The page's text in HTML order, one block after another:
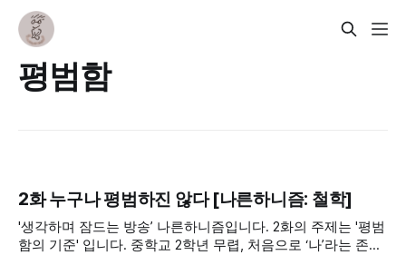
평범함
2화 누구나 평범하진 않다 [나른하니즘: 철학]
'생각하며 잠드는 방송’ 나른하니즘입니다. 2화의 주제는 '평범
함의 기준' 입니다. 중학교 2학년 무렵, 처음으로 ‘나’라는 존재